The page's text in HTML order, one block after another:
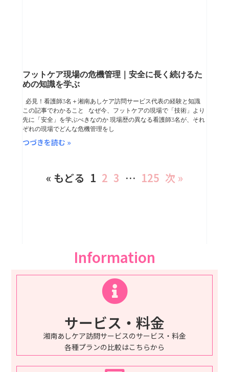
フットケア現場の危機管理｜安全に長く続けるた
めの知識を学ぶ
必見！看護師3名＋湘南あしケア訪問サービス代表の経験と知識
この記事でわかること なぜ今、フットケアの現場で「技術」より
先に「安全」を学ぶべきなのか 現場歴の異なる看護師3名が、それ
ぞれの現場でどんな危機管理をし
つづきを読む »
« もどる 1 2 3 … 125 次 »
Information
サービス・料金
湘南あしケア訪問サービスのサービス・料金
各種プランの比較はこちらから